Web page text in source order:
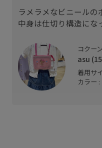
ラメラメなビニールの
中身は仕切り構造にな
コクー
asu
着用サ
カラー